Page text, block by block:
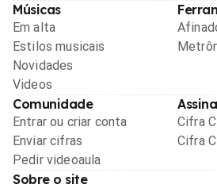
Músicas
Em alta
Estilos musicais
Novidades
Videos
Comunidade
Entrar ou criar conta
Enviar cifras
Pedir videoaula
Cifra
Cifra
Sobre o site